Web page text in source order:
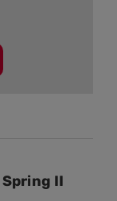
Spring II